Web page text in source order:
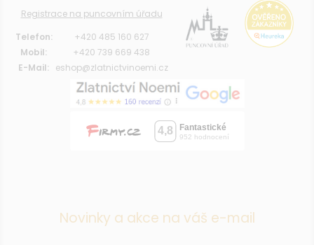
Registrace na puncovním úřadu
Telefon:
+420 485 160 627
Mobil:
+420 739 669 438
E-Mail:
eshop@zlatnictvinoemi.cz
Novinky a akce na váš e-mail